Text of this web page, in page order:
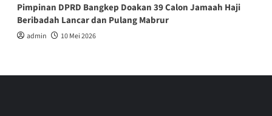
Pimpinan DPRD Bangkep Doakan 39 Calon Jamaah Haji
Beribadah Lancar dan Pulang Mabrur
admin 10 Mei 2026